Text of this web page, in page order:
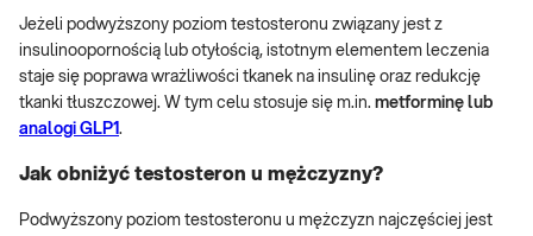
Jeżeli podwyższony poziom testosteronu związany jest z
insulinoopornością lub otyłością, istotnym elementem leczenia
staje się poprawa wrażliwości tkanek na insulinę oraz redukcję
tkanki tłuszczowej. W tym celu stosuje się m.in. metforminę lub
analogi GLP1.
Jak obniżyć testosteron u mężczyzny?
Podwyższony poziom testosteronu u mężczyzn najczęściej jest